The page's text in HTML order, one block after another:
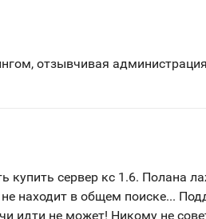
отзывчивая администрация
купить сервер кс 1.6. Полана
находит в общем поиске...
идти не может! Никому не